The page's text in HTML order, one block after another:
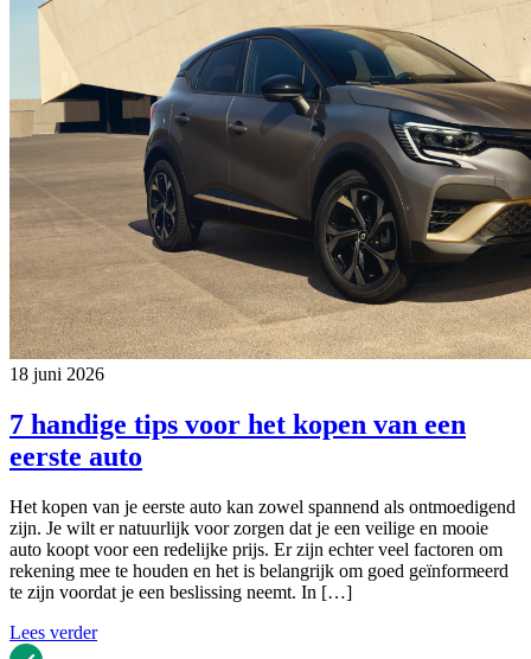
18 juni 2026
7 handige tips voor het kopen van een
eerste auto
Het kopen van je eerste auto kan zowel spannend als ontmoedigend
zijn. Je wilt er natuurlijk voor zorgen dat je een veilige en mooie
auto koopt voor een redelijke prijs. Er zijn echter veel factoren om
rekening mee te houden en het is belangrijk om goed geïnformeerd
te zijn voordat je een beslissing neemt. In […]
Lees verder